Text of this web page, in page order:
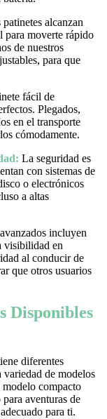
alcanzan
para moverte rápido
de nuestros
para que
fácil de
Plegados,
en el transporte
cómodamente.
La seguridad es
con sistemas de
o electrónicos
a altas
incluyen
visibilidad en
al conducir de
que otros usuarios
Disponibles
diferentes
variedad de modelos
modelo compacto
aventuras de
para ti.